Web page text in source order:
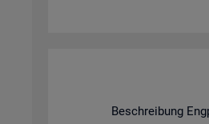
Be­schrei­bung